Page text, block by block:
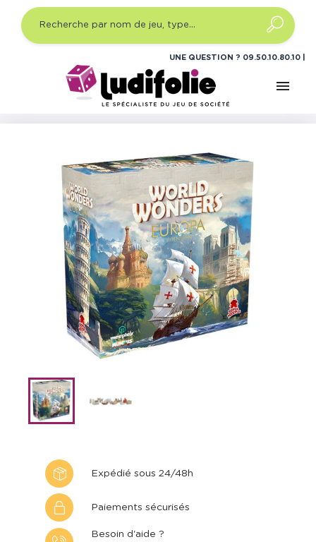
UNE QUESTION ? 09.50.10.80.10
menu
Jeux de société
World Wonders - Extension
Expédié sous 24/48h
Paiements sécurisés
Besoin d'aide ?